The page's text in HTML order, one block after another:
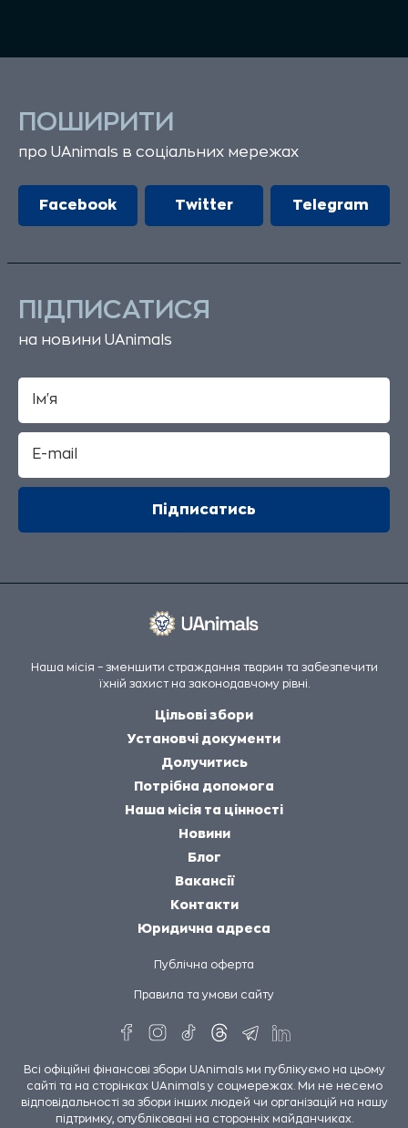
ПОШИРИТИ
про UAnimals в соціальних мережах
Facebook Twitter Telegram
ПІДПИСАТИСЯ
на новини UAnimals
Наша місія – зменшити страждання тварин та забезпечити
їхній захист на законодавчому рівні.
Цільові збори
Установчі документи
Долучитись
Потрібна допомога
Наша місія та цінності
Новини
Блог
Вакансії
Контакти
Юридична адреса
Публічна оферта
Правила та умови сайту
Всі офіційні фінансові збори UAnimals ми публікуємо на цьому
сайті та на сторінках UAnimals у соцмережах. Ми не несемо
відповідальності за збори інших людей чи організацій на нашу
підтримку, опубліковані на сторонніх майданчиках.